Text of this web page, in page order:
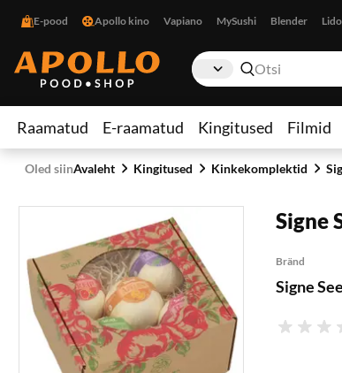
E-pood Apollo kino Vapiano MySushi Blender Lido
Raamatud E-raamatud Kingitused Filmid
Oled siinAvaleht Kingitused Kinkekomplektid
Signe
Bränd
Signe